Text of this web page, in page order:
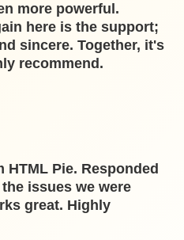
more powerful.
here is the support;
sincere. Together, it's
recommend.
Pie. Responded
issues we were
great. Highly